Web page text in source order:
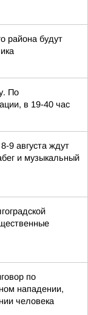
района будут
По
в 19-40 час
9 августа ждут
и музыкальный
по
нападении,
человека